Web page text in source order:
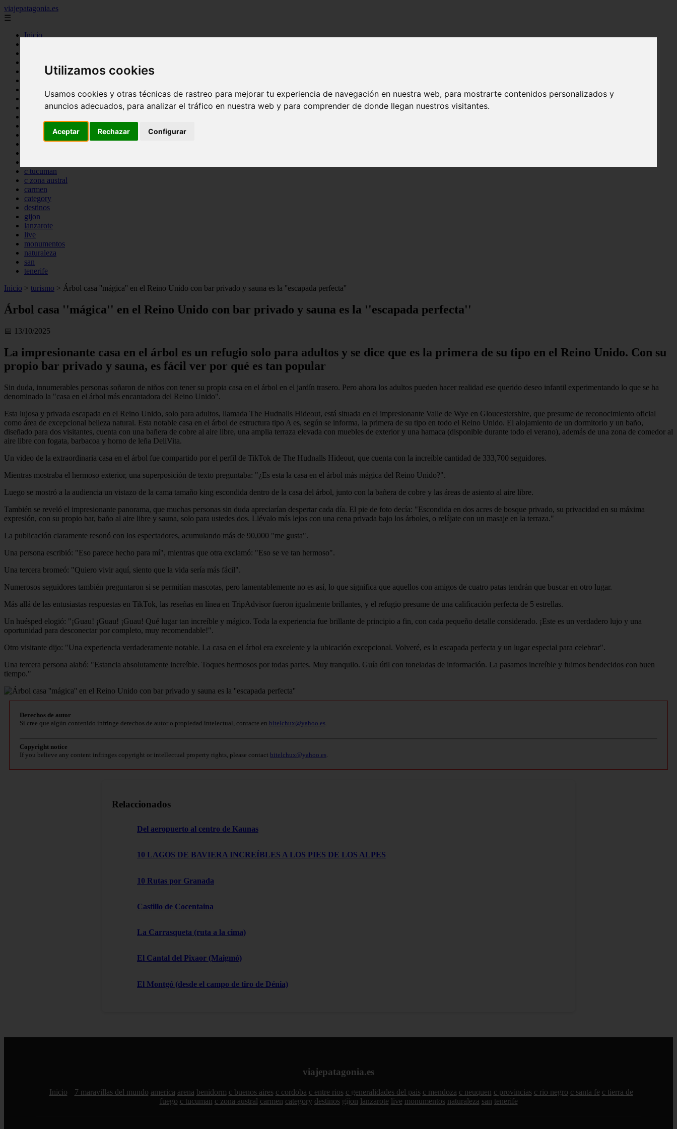
Utilizamos cookies
Usamos cookies y otras técnicas de rastreo para mejorar tu experiencia de navegación en nuestra web, para mostrarte contenidos personalizados y
anuncios adecuados, para analizar el tráfico en nuestra web y para comprender de donde llegan nuestros visitantes.
Aceptar Rechazar Configurar
viajepatagonia.es
☰
Inicio
benidorm
c cordoba
c entre rios
c generalidades del pais
c neuquen
c provincias
c rio negro
c tucuman
c zona austral
carmen
category
destinos
gijon
lanzarote
live
monumentos
naturaleza
san
tenerife
Inicio > turismo > Árbol casa ''mágica'' en el Reino Unido con bar privado y sauna es la ''escapada perfecta''
Árbol casa ''mágica'' en el Reino Unido con bar privado y sauna es la ''escapada perfecta''
📅 13/10/2025
La impresionante casa en el árbol es un refugio solo para adultos y se dice que es la primera de su tipo en el Reino Unido. Con su
propio bar privado y sauna, es fácil ver por qué es tan popular
Sin duda, innumerables personas soñaron de niños con tener su propia casa en el árbol en el jardín trasero. Pero ahora los adultos pueden hacer realidad ese querido deseo infantil experimentando lo que se ha
denominado la "casa en el árbol más encantadora del Reino Unido".
Esta lujosa y privada escapada en el Reino Unido, solo para adultos, llamada The Hudnalls Hideout, está situada en el impresionante Valle de Wye en Gloucestershire, que presume de reconocimiento oficial
como área de excepcional belleza natural. Esta notable casa en el árbol de estructura tipo A es, según se informa, la primera de su tipo en todo el Reino Unido. El alojamiento de un dormitorio y un baño,
diseñado para dos visitantes, cuenta con una bañera de cobre al aire libre, una amplia terraza elevada con muebles de exterior y una hamaca (disponible durante todo el verano), además de una zona de comedor al
aire libre con fogata, barbacoa y horno de leña DeliVita.
Un video de la extraordinaria casa en el árbol fue compartido por el perfil de TikTok de The Hudnalls Hideout, que cuenta con la increíble cantidad de 333,700 seguidores.
Mientras mostraba el hermoso exterior, una superposición de texto preguntaba: "¿Es esta la casa en el árbol más mágica del Reino Unido?".
Luego se mostró a la audiencia un vistazo de la cama tamaño king escondida dentro de la casa del árbol, junto con la bañera de cobre y las áreas de asiento al aire libre.
También se reveló el impresionante panorama, que muchas personas sin duda apreciarían despertar cada día. El pie de foto decía: "Escondida en dos acres de bosque privado, su privacidad en su máxima
expresión, con su propio bar, baño al aire libre y sauna, solo para ustedes dos. Llévalo más lejos con una cena privada bajo los árboles, o relájate con un masaje en la terraza."
La publicación claramente resonó con los espectadores, acumulando más de 90,000 "me gusta".
Una persona escribió: "Eso parece hecho para mí", mientras que otra exclamó: "Eso se ve tan hermoso".
Una tercera bromeó: "Quiero vivir aquí, siento que la vida sería más fácil".
Numerosos seguidores también preguntaron si se permitían mascotas, pero lamentablemente no es así, lo que significa que aquellos con amigos de cuatro patas tendrán que buscar en otro lugar.
Más allá de las entusiastas respuestas en TikTok, las reseñas en línea en TripAdvisor fueron igualmente brillantes, y el refugio presume de una calificación perfecta de 5 estrellas.
Un huésped elogió: "¡Guau! ¡Guau! ¡Guau! Qué lugar tan increíble y mágico. Toda la experiencia fue brillante de principio a fin, con cada pequeño detalle considerado. ¡Este es un verdadero lujo y una
oportunidad para desconectar por completo, muy recomendable!".
Otro visitante dijo: "Una experiencia verdaderamente notable. La casa en el árbol era excelente y la ubicación excepcional. Volveré, es la escapada perfecta y un lugar especial para celebrar".
Una tercera persona alabó: "Estancia absolutamente increíble. Toques hermosos por todas partes. Muy tranquilo. Guía útil con toneladas de información. La pasamos increíble y fuimos bendecidos con buen
tiempo."
Derechos de autor
Si cree que algún contenido infringe derechos de autor o propiedad intelectual, contacte en bitelchux@yahoo.es
Copyright notice
If you believe any content infringes copyright or intellectual property rights, please contact bitelchux@yahoo.es
Relaccionados
Del aeropuerto al centro de Kaunas
10 LAGOS DE BAVIERA INCREÍBLES A LOS PIES DE LOS ALPES
10 Rutas por Granada
Castillo de Cocentaina
La Carrasqueta (ruta a la cima)
El Cantal del Pixaor (Maigmó)
El Montgó (desde el campo de tiro de Dénia)
viajepatagonia.es
Inicio 7 maravillas del mundo america arena benidorm c buenos aires c cordoba c entre rios c generalidades del pais c mendoza c neuquen c provincias c rio negro c santa fe c tierra de
fuego c tucuman c zona austral carmen category destinos gijon lanzarote live monumentos naturaleza san tenerife